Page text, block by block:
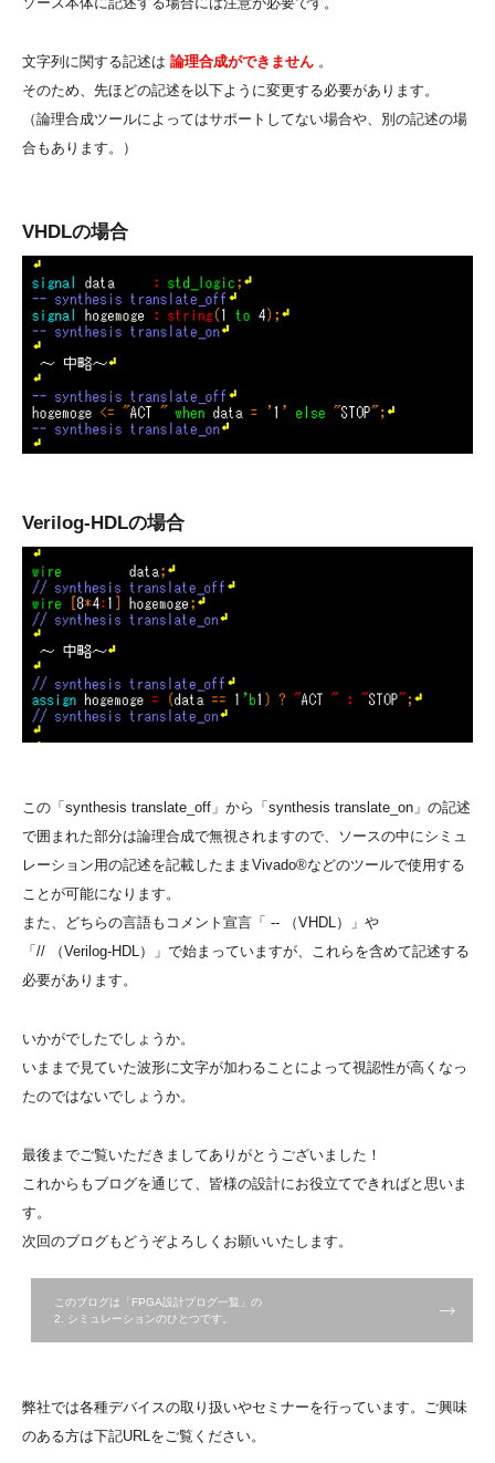
文字列に関する記述は 論理合成ができません 。
そのため、先ほどの記述を以下ように変更する必要があります。
（論理合成ツールによってはサポートしてない場合や、別の記述の場
合もあります。）
VHDLの場合
Verilog-HDLの場合
この 「synthesis translate_off」 から 「synthesis translate_on」 の記述
で囲まれた部分は論理合成で無視されますので、ソースの中にシミュ
レーション用の記述を記載したままVivado®などのツールで使用する
ことが可能になります。
また、どちらの言語もコメント宣言 「 -- （VHDL）」 や
「// （Verilog-HDL）」 で始まっていますが、これらを含めて記述する
必要があります。
いかがでしたでしょうか。
いままで見ていた波形に文字が加わることによって視認性が高くなっ
たのではないでしょうか。
最後までご覧いただきましてありがとうございました！
これからもブログを通じて、皆様の設計にお役立てできればと思いま
す。
次回のブログもどうぞよろしくお願いいたします。
このブログは「FPGA設計ブログ一覧」の
2. シミュレーションのひとつです。
弊社では各種デバイスの取り扱いやセミナーを行っています。ご興味
のある方は下記URLをご覧ください。